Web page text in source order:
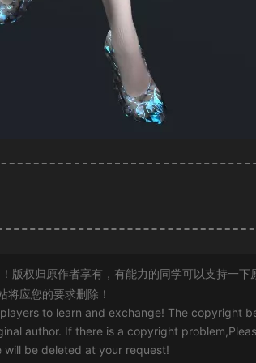
版权归原作者享有，有能力的同学可以支持一下
将应您的要求删除！
to learn and exchange! The copyright
author. If there is a copyright
will be deleted at your request!